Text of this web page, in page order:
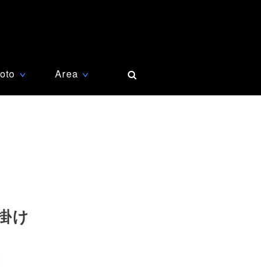
∨ Area ∨
け